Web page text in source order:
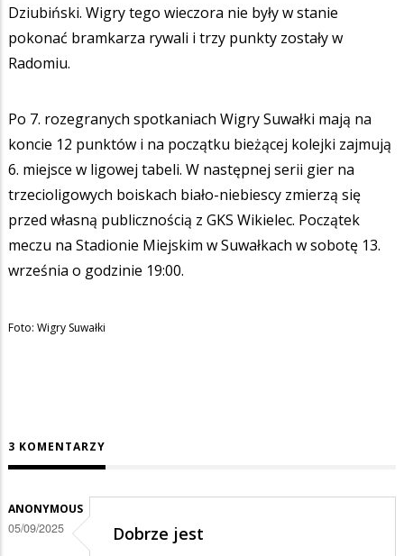
Dziubiński. Wigry tego wieczora nie były w stanie
pokonać bramkarza rywali i trzy punkty zostały w
Radomiu.
Po 7. rozegranych spotkaniach Wigry Suwałki mają na
koncie 12 punktów i na początku bieżącej kolejki zajmują
6. miejsce w ligowej tabeli. W następnej serii gier na
trzecioligowych boiskach biało-niebiescy zmierzą się
przed własną publicznością z GKS Wikielec. Początek
meczu na Stadionie Miejskim w Suwałkach w sobotę 13.
września o godzinie 19:00.
Foto: Wigry Suwałki
3 KOMENTARZY
ANONYMOUS
05/09/2025 Dobrze jest